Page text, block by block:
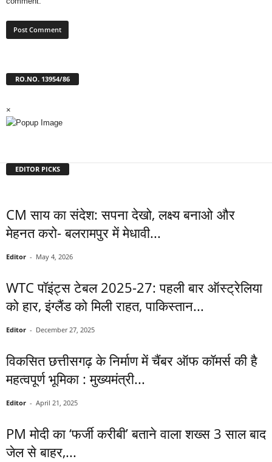
RO.NO. 13954/86
×
EDITOR PICKS
CM साय का संदेश: सपना देखो, लक्ष्य बनाओ और
मेहनत करो- बलरामपुर में मेधावी...
Editor - May 4, 2026
WTC पॉइंट्स टेबल 2025-27: पहली बार ऑस्ट्रेलिया
को हार, इंग्लैंड को मिली राहत, पाकिस्तान...
Editor - December 27, 2025
विकसित छत्तीसगढ़ के निर्माण में चैंबर ऑफ कॉमर्स की है
महत्वपूर्ण भूमिका : मुख्यमंत्री...
Editor - April 21, 2025
PM मोदी का ‘फर्जी करीबी’ बताने वाला शख्स 3 साल बाद
जेल से बाहर,...